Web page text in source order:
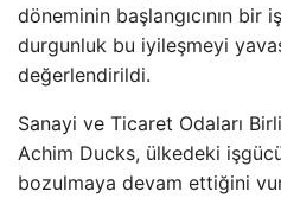
döneminin başlangıcının bir
durgunluk bu iyileşmeyi
değerlendirildi.
Sanayi ve Ticaret Odaları
Achim Ducks, ülkedeki
bozulmaya devam ettiğini